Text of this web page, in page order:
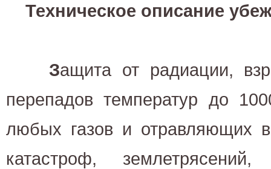
Техническое описание
Защита от радиации,
перепадов температур до
любых газов и отравляющих
катастроф,